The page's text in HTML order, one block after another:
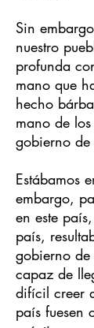
Sin
nuestro
profunda
mano que
hecho
mano de
gobierno de
Estábamos
embargo,
en este
país,
gobierno de
capaz de
difícil creer
país fuesen